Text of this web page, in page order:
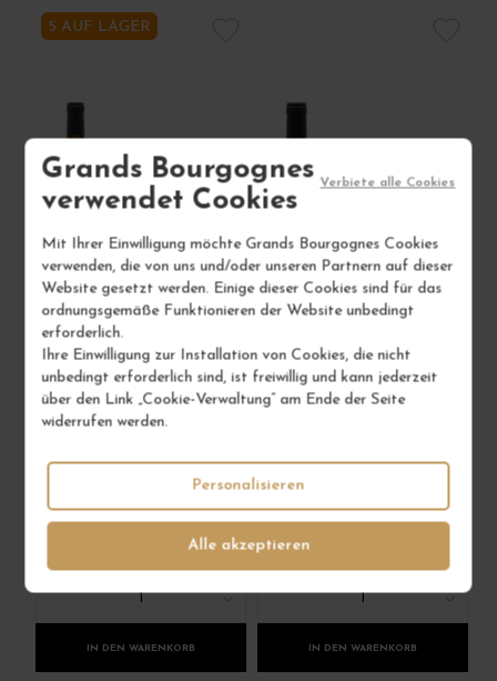
Grands Bourgognes
verwendet Cookies
Mit Ihrer Einwilligung möchte Grands Bourgognes Cookies
verwenden, die von uns und/oder unseren Partnern auf dieser
Website gesetzt werden. Einige dieser Cookies sind für das
ordnungsgemäße Funktionieren der Website unbedingt
erforderlich.
Ihre Einwilligung zur Installation von Cookies, die nicht
unbedingt erforderlich sind, ist freiwillig und kann jederzeit
über den Link „Cookie-Verwaltung“ am Ende der Seite
widerrufen werden.
Alle akzeptieren
Verbiete alle Cookies
Personalisieren
5 AUF LAGER
CÔTEAUX
BOURGUIGNONS
GAMAY 2022
Vin
50,00 €
IN DEN WARENKORB
BEAUNE 1ER CRU
LES VIGNES
FRANCHES 2022
72,00 €
IN DEN WARENKORB